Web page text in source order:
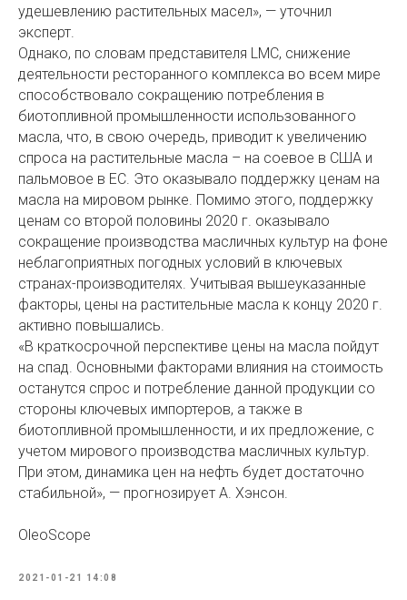
удешевлению растительных масел», — уточнил
эксперт.
Однако, по словам представителя LMC, снижение
деятельности ресторанного комплекса во всем мире
способствовало сокращению потребления в
биотопливной промышленности использованного
масла, что, в свою очередь, приводит к увеличению
спроса на растительные масла – на соевое в США и
пальмовое в ЕС. Это оказывало поддержку ценам на
масла на мировом рынке. Помимо этого, поддержку
ценам со второй половины 2020 г. оказывало
сокращение производства масличных культур на фоне
неблагоприятных погодных условий в ключевых
странах-производителях. Учитывая вышеуказанные
факторы, цены на растительные масла к концу 2020 г.
активно повышались.
«В краткосрочной перспективе цены на масла пойдут
на спад. Основными факторами влияния на стоимость
останутся спрос и потребление данной продукции со
стороны ключевых импортеров, а также в
биотопливной промышленности, и их предложение, с
учетом мирового производства масличных культур.
При этом, динамика цен на нефть будет достаточно
стабильной», — прогнозирует А. Хэнсон.
OleoScope
2021-01-21 14:08